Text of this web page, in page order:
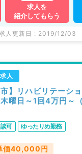
求人を
紹介してもらう
人更新日 : 2019/12/03
人
市】リハビリテーシ
曜日～1回4万円～
可 ゆったりめ勤務
価40,000円